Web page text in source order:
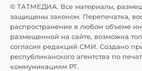
© ТАТМЕДИА. Все материалы,
защищены законом. Перепечатка,
распространение в любом объеме
размещенной на сайте, возможна
согласия редакций СМИ. Создано
республиканского агентства по
коммуникациям РТ.